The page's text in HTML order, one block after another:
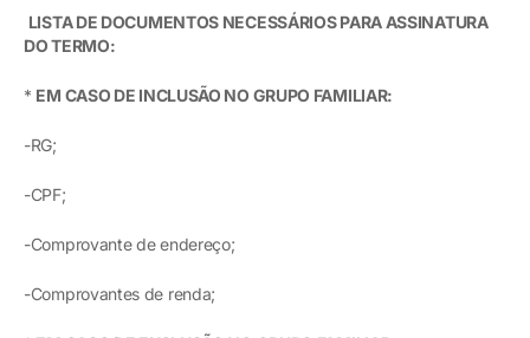
LISTA DE DOCUMENTOS NECESSÁRIOS PARA ASSINATURA
DO TERMO:
* EM CASO DE INCLUSÃO NO GRUPO FAMILIAR:
-RG;
-CPF;
-Comprovante de endereço;
-Comprovantes de renda;